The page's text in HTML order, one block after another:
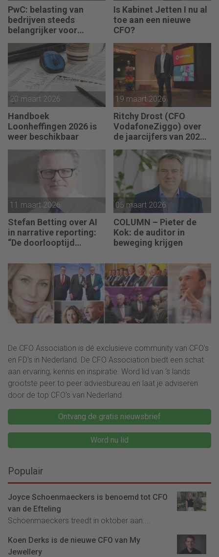
PwC: belasting van
bedrijven steeds
belangrijker voor
Is Kabinet Jetten I nu al
toe aan een nieuwe
CFO?
20 maart 2026
Handboek
Loonheffingen 2026 is
weer beschikbaar
19 maart 2026
Ritchy Drost (CFO
VodafoneZiggo) over
de jaarcijfers van 2025:
hebben we bewust
gekozen om nu te
investeren. De eerste
resultaten zijn al
zichtbaar.”
11 maart 2026
Stefan Betting over AI
in narrative reporting:
“De doorlooptijd
05 maart 2026
COLUMN – Pieter de
Kok: de auditor in
beweging krijgen
De CFO Association is dé exclusieve community van CFO's
en FD's in Nederland. De CFO Association biedt een schat
aan ervaring, kennis en inspiratie. Word lid van ‘s lands
grootste peer to peer adviesbureau en laat je adviseren
door de top CFO's van Nederland.
Ontvang de gratis nieuwsbrief
Word nu lid
Populair
Joyce Schoenmaeckers is benoemd tot CFO
van de Efteling
Schoenmaeckers treedt in oktober aan....
Koen Derks is de nieuwe CFO van My
Jewellery